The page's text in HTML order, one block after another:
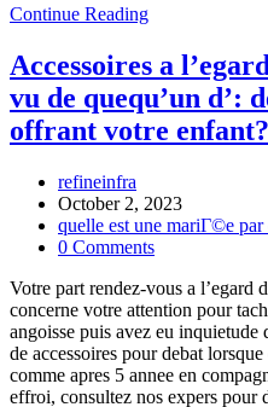
Continue ReadingContudo
voce
sabe
onde
arranjar
uma
passagem
desordem
seu
amor?
Accessoires a
vu de quequ’un d’:
offrant votre
Post
author:
refineinfra
Post
published:
October 2, 2023
Post
category:
quelle est une mariГ©e par
Post
0 Comments
Votre part rendez-vous a l’egard
concerne votre attention pour
angoisse puis avez eu inquietude
de accessoires pour debat
comme apres 5 annee en
effroi, consultez nos expers pour